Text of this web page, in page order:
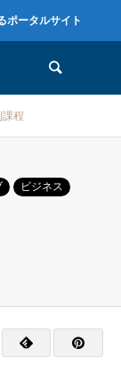
ポータルサイト
程
ビジネス